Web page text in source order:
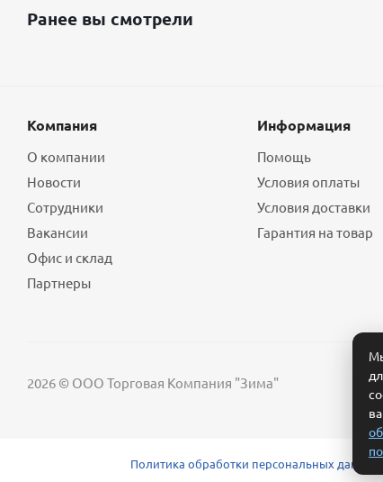
Ранее вы смотрели
Компания
О компании
Новости
Сотрудники
Вакансии
Офис и склад
Партнеры
Информация
Помощь
Условия оплаты
Условия доставки
Гарантия на товар
2026 © ООО Торговая Компания "Зима"
Политика обработки персональных данных